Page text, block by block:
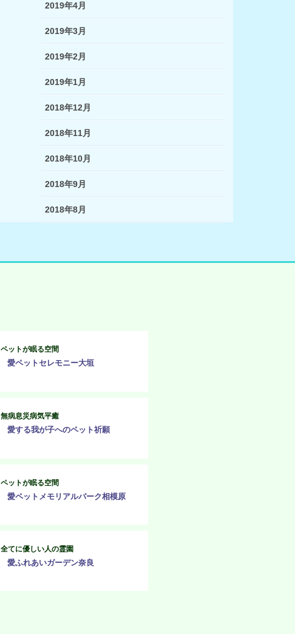
2019年4月
2019年3月
2019年2月
2019年1月
2018年12月
2018年11月
2018年10月
2018年9月
2018年8月
ペットが眠る空間
愛ペットセレモニー大垣
無病息災病気平癒
愛する我が子へのペット祈願
ペットが眠る空間
愛ペットメモリアルパーク相模原
全てに優しい人の霊園
愛ふれあいガーデン奈良